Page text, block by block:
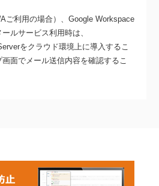
ご利用の場合）、Google Workspace
ルサービス利用時は、
をクラウド環境上に導入するこ
面でメール送信内容を確認するこ